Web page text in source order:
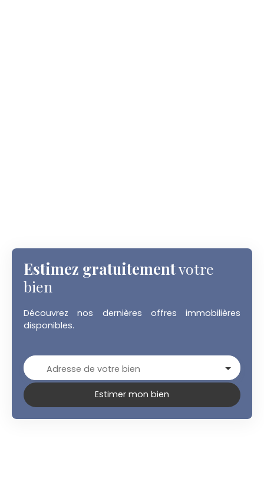
Estimez gratuitementvotre
bien
Découvrez nos dernières offres immobilières
disponibles.
Adresse de votre bien
Estimer mon bien